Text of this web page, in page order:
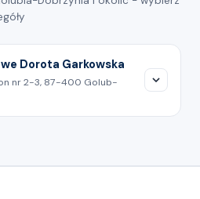
Dorota Garkowska
nr 2-3, 87-400 Golub-
na mapie